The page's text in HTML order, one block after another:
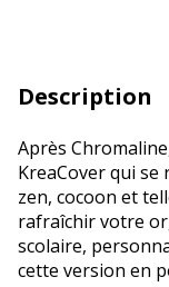
Description
Après
KreaCover qui se
zen, cocoon et
rafraîchir votre
scolaire,
cette version en